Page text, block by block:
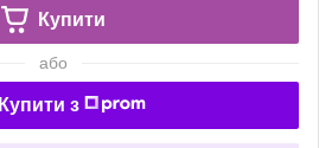
Купити
або
Купити з